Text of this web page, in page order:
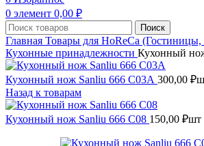
0 элемент 0,00 ₽
Поиск
Главная Товары для HoReCa
Кухонные принадлежности Кухонный
Кухонный нож Sanliu 666 С03А 300,00 ₽
Назад к товарам
Кухонный нож Sanliu 666 С08 150,00 ₽шт